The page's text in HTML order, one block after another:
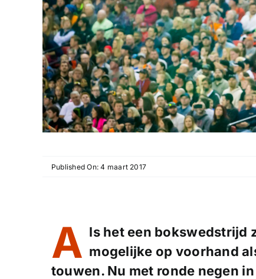
Published On: 4 maart 2017
A ls het een bokswedstrijd
mogelijke op voorhand
touwen. Nu met ronde negen